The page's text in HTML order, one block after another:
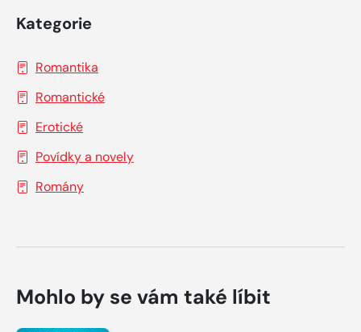
Kategorie
Romantika
Romantické
Erotické
Povídky a novely
Romány
Mohlo by se vám také líbit